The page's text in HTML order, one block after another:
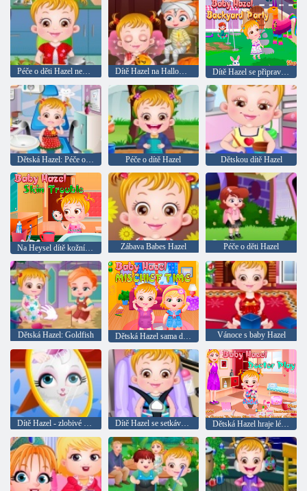
Péče o děti Hazel nemocní s bříško Dítě Hazel na Halloween den Dítě Hazel se připravuje na party na zahradě
Dětská Hazel: Péče o zuby Péče o dítě Hazel Dětskou dítě Hazel
Zábava Babes Hazel Péče o děti Hazel
Dětská Hazel: Goldfish Dětská Hazel sama doma Vánoce s baby Hazel
Dítě Hazel - zlobivé kočky Dítě Hazel se setkává s přáteli Dětská Hazel hraje lékaře